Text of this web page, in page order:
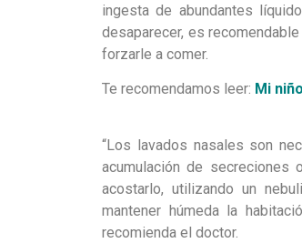
ingesta de abundantes
desaparecer, es
forzarle a comer.
Te recomendamos leer: Mi
“Los lavados nasales son
acumulación de secreciones
acostarlo, utilizando un
mantener húmeda la
recomienda el doctor.